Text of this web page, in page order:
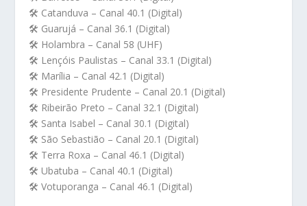
🛠️ Catanduva – Canal 40.1 (Digital)
🛠️ Guarujá – Canal 36.1 (Digital)
🛠️ Holambra – Canal 58 (UHF)
🛠️ Lençóis Paulistas – Canal 33.1 (Digital)
🛠️ Marília – Canal 42.1 (Digital)
🛠️ Presidente Prudente – Canal 20.1 (Digital)
🛠️ Ribeirão Preto – Canal 32.1 (Digital)
🛠️ Santa Isabel – Canal 30.1 (Digital)
🛠️ São Sebastião – Canal 20.1 (Digital)
🛠️ Terra Roxa – Canal 46.1 (Digital)
🛠️ Ubatuba – Canal 40.1 (Digital)
🛠️ Votuporanga – Canal 46.1 (Digital)